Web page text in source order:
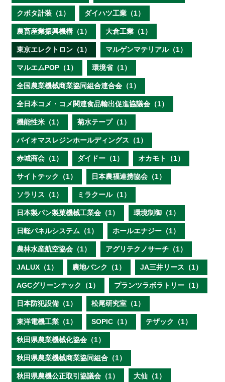
クボタ計装（1） ダイハツ工業（1）
農畜産業振興機構（1） 大倉工業（1）
東京エレクトロン（1） マルゲンマテリアル（1）
マルエムPOP（1） 環境省（1）
全国農業機械商業協同組合連合会（1）
全日本コメ・コメ関連食品輸出促進協議会（1）
機能性米（1） 菊水テープ（1）
バイオマスレジンホールディングス（1）
赤城商会（1） ダイドー（1） オカモト（1）
サイトテック（1） 日本農福連携協会（1）
ソラリス（1） ミラクール（1）
日本製パン製菓機械工業会（1） 環境制御（1）
日軽パネルシステム（1） ホールエナジー（1）
農林水産航空協会（1） アグリテクノサーチ（1）
JALUX（1） 農地バンク（1） JA三井リース（1）
AGCグリーンテック（1） プランツラボラトリー（1）
日本防犯設備（1） 松尾研究室（1）
東洋電機工業（1） SOPIC（1） テザック（1）
秋田県農業機械化協会（1）
秋田県農業機械商業協同組合（1）
秋田県農機公正取引協議会（1） 大仙（1）